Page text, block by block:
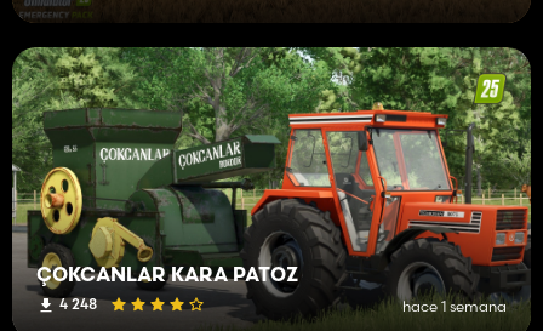
ÇOKCANLAR KARA PATOZ
4 248 hace 1 semana